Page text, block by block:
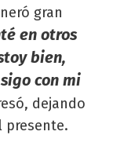
gran
en otros
bien,
con mi
dejando
presente.